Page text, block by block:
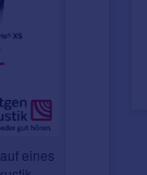
eines